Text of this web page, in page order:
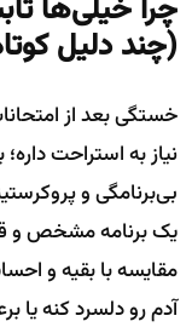
چرا خیلی‌ها
(چند دلیل
خستگی بعد از
نیاز به استراحت
بی‌برنامگی و
یک برنامه مشخص و
مقایسه با بقیه و
آدم رو دلسرد کنه یا